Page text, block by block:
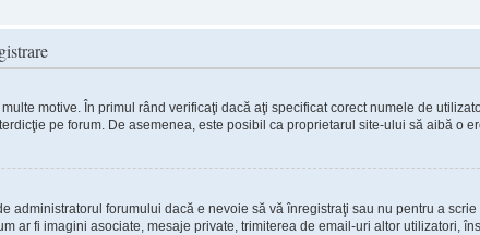
motive. În primul rând verificaţi dacă aţi specificat corect numele de
pe forum. De asemenea, este posibil ca proprietarul site-ului să aibă o
administratorul forumului dacă e nevoie să vă înregistraţi sau nu pentru a
ar fi imagini asociate, mesaje private, trimiterea de email-uri altor utilizatori,